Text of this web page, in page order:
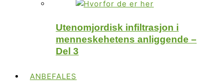
Utenomjordisk infiltrasjon i
menneskehetens anliggende –
Del 3
ANBEFALES